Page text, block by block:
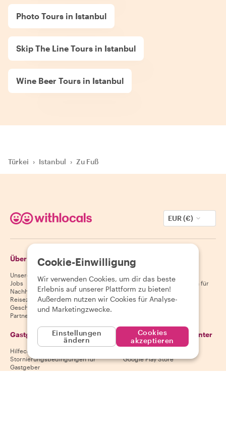
Photo Tours in Istanbul
Skip The Line Tours in Istanbul
Wine Beer Tours in Istanbul
Türkei › Istanbul › Zu Fuß
EUR (€)
Über Withlocals
Unsere Geschichte
Jobs
Nachhaltigkeit
Reiseziele
Geschenkgutscheine
Partnerschaften
Gäste
Hilfecenter für Gäste
Stornierungsbedingungen für
Gäste
AGB für Gäste
Gastgeber
Hilfecenter für Gastgeber
Stornierungsbedingungen für
Gastgeber
Lade unsere App herunter
Google Play Store
Cookie-Einwilligung
Wir verwenden Cookies, um dir das beste
Erlebnis auf unserer Plattform zu bieten!
Außerdem nutzen wir Cookies für Analyse-
und Marketingzwecke.
Einstellungen
ändern
Cookies
akzeptieren